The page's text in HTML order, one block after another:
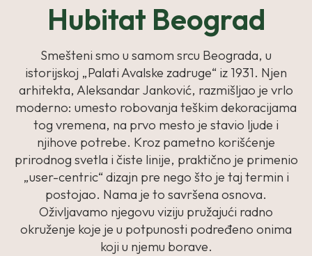
Hubitat Beograd
Smešteni smo u samom srcu Beograda, u
istorijskoj „Palati Avalske zadruge“ iz 1931. Njen
arhitekta, Aleksandar Janković, razmišljao je vrlo
moderno: umesto robovanja teškim dekoracijama
tog vremena, na prvo mesto je stavio ljude i
njihove potrebe. Kroz pametno korišćenje
prirodnog svetla i čiste linije, praktično je primenio
„user-centric“ dizajn pre nego što je taj termin i
postojao. Nama je to savršena osnova.
Oživljavamo njegovu viziju pružajući radno
okruženje koje je u potpunosti podređeno onima
koji u njemu borave.